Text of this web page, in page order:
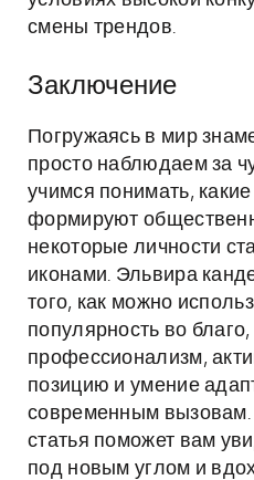
смены трендов.
Заключение
Погружаясь в мир
просто наблюдаем за
учимся понимать,
формируют
некоторые личности
иконами. Эльвира
того, как можно
популярность во благо,
профессионализм,
позицию и умение
современным вызовам.
статья поможет вам
под новым углом и